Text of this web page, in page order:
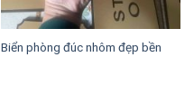
Biển phòng đúc nhôm đẹp bền